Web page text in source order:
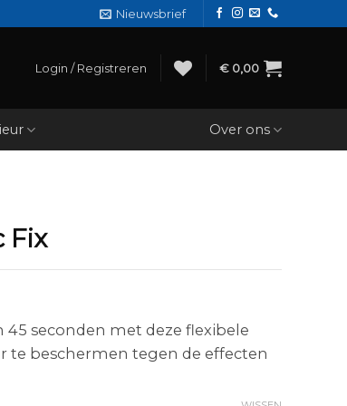
Nieuwsbrief
Login / Registreren € 0,00
Over ons
Fix
45 seconden met deze flexibele
te beschermen tegen de effecten